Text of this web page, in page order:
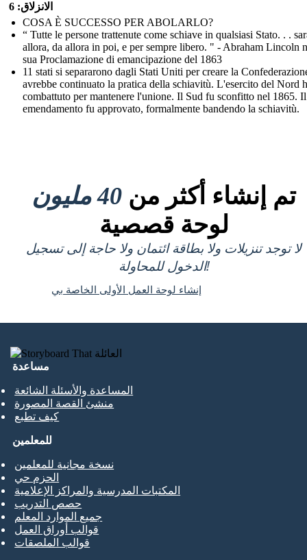
الانزلاق: 6
COSA È SUCCESSO PER ABOLARLO?
“ Tutte le persone trattenute come schiave in qualsiasi Stato. . .
allora, da allora in poi, e per sempre libero. " - Abraham Lincoln
sua Proclamazione di emancipazione del 1863
11 stati si separarono dagli Stati Uniti per creare la
avrebbe continuato la pratica della schiavitù. L'esercito del Nord
combattuto per mantenere l'unione. Il Sud fu sconfitto nel 1865.
emendamento fu approvato, formalmente bandendo la schiavitù.
تم إنشاء أكثر من 40 مليون
لوحة قصصية
لا توجد تنزيلات ولا بطاقة ائتمان ولا حاجة إلى تسجيل
الدخول للمحاولة!
إنشاء لوحة العمل الأولى الخاصة بي
مساعدة
المساعدة والأسئلة الشائعة
منشئ القصة المصورة
كيف تطبع
للمعلمين
نسخة مجانية للمعلمين
الحزم حي
المكتبات المدرسية والمراكز الإعلامية
حصص التدريب
جميع الموارد المعلم
قوالب أوراق العمل
قوالب الملصقات